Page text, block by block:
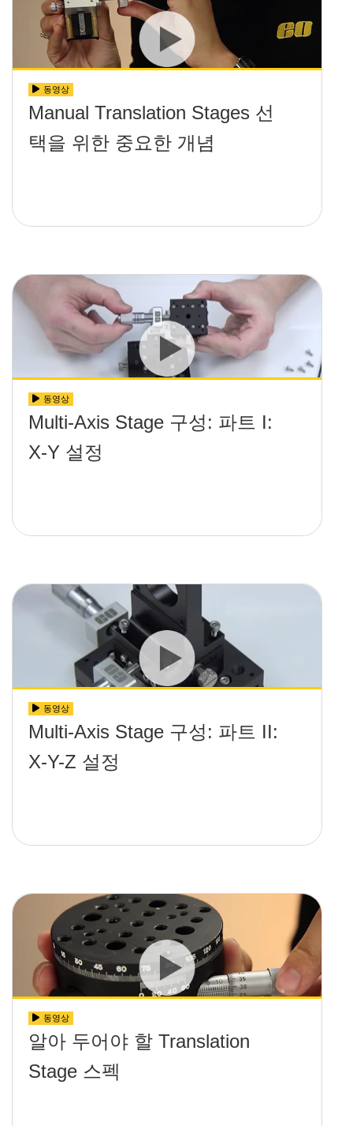
동영상
Manual Translation Stages 선
택을 위한 중요한 개념
동영상
Multi-Axis Stage 구성: 파트 I:
X-Y 설정
동영상
Multi-Axis Stage 구성: 파트 II:
X-Y-Z 설정
동영상
알아 두어야 할 Translation
Stage 스펙